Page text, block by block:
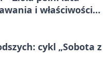
i właściwości
cykl „Sobota z